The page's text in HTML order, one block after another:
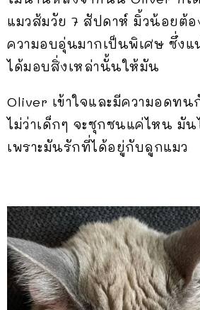
แมวส้มวัย 7 สัปดาห์ มิ้วน้อยต้อ
ความอบอุ่นมากเป็นพิเศษ ซึ่ง
ได้มอบสิ่งเหล่านั้นให้มัน
Oliver เข้าใจและมีความอดท
ไม่ว่าเด็กๆ จะซุกซนแค่ไหน มัน
เพราะมันรักที่ได้อยู่กับลูกแมว